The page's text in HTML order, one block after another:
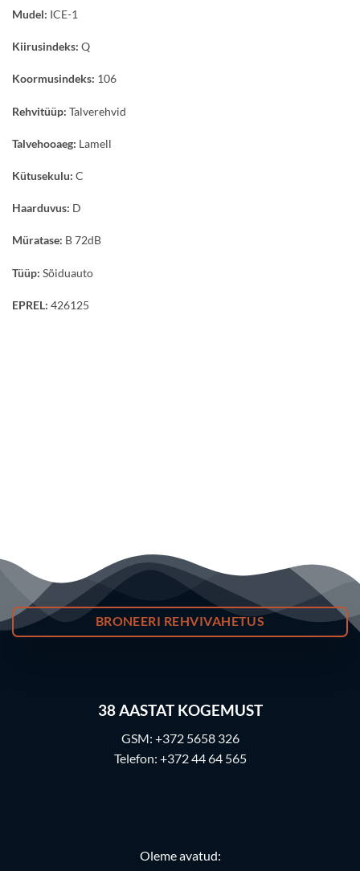
Mudel: ICE-1
Kiirusindeks: Q
Koormusindeks: 106
Rehvitüüp: Talverehvid
Talvehooaeg: Lamell
Kütusekulu: C
Haarduvus: D
Müratase: B 72dB
Tüüp: Sõiduauto
EPREL: 426125
BRONEERI REHVIVAHETUS
38AASTAT KOGEMUST
GSM: +372 5658 326
Telefon: +372 44 64 565
Oleme avatud: